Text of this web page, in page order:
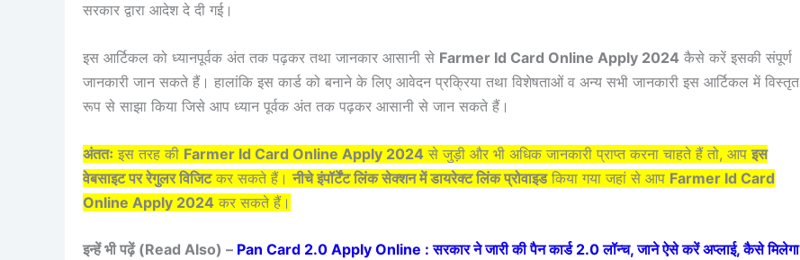
सरकार द्वारा आदेश दे दी गई।
इस आर्टिकल को ध्यानपूर्वक अंत तक पढ़कर तथा जानकार आसानी से Farmer Id Card Online Apply 2024 कैसे करें इसकी संपूर्ण
जानकारी जान सकते हैं। हालांकि इस कार्ड को बनाने के लिए आवेदन प्रक्रिया तथा विशेषताओं व अन्य सभी जानकारी इस आर्टिकल में विस्तृत
रूप से साझा किया जिसे आप ध्यान पूर्वक अंत तक पढ़कर आसानी से जान सकते हैं।
अंततः इस तरह की Farmer Id Card Online Apply 2024 से जुड़ी और भी अधिक जानकारी प्राप्त करना चाहते हैं तो, आप इस
वेबसाइट पर रेगुलर विजिटकर सकते हैं। नीचे इंपॉर्टेंट लिंक सेक्शन में डायरेक्ट लिंक प्रोवाइडकिया गया जहां से आप Farmer Id Card
Online Apply 2024 कर सकते हैं।
इन्हें भी पढ़ें (Read Also) – Pan Card 2.0 Apply Online : सरकार ने जारी की पैन कार्ड 2.0 लॉन्च, जाने ऐसे करें अप्लाई, कैसे मिलेगा